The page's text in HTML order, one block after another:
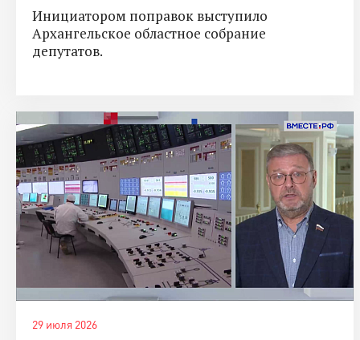
Инициатором поправок выступило
Архангельское областное собрание
депутатов.
29 июля 2026